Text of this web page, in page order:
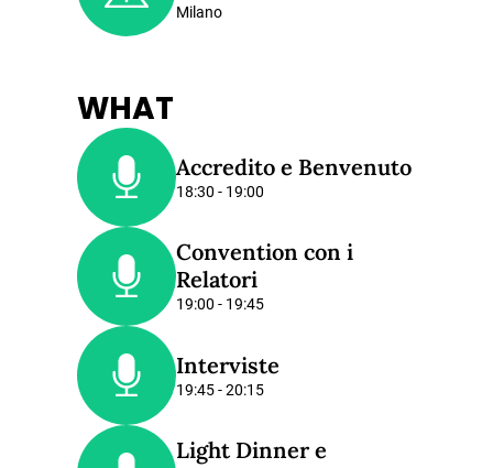
Milano
WHAT
Accredito e Benvenuto
18:30 - 19:00
Convention con i
Relatori
19:00 - 19:45
Interviste
19:45 - 20:15
Light Dinner e